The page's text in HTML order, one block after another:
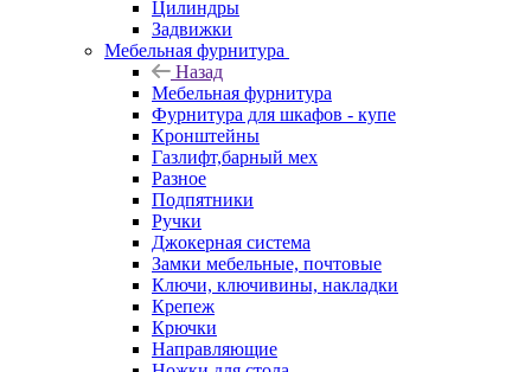
Цилиндры
Задвижки
Мебельная фурнитура
Назад
Мебельная фурнитура
Фурнитура для шкафов - купе
Кронштейны
Газлифт,барный мех
Разное
Подпятники
Ручки
Джокерная система
Замки мебельные, почтовые
Ключи, ключивины, накладки
Крепеж
Крючки
Направляющие